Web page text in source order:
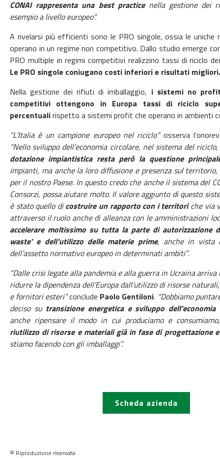
CONAI rappresenta una best practicenella gestione dei
esempio a livello europeo”.
A rivelarsi più efficienti sono le PRO singole, ossia le uniche
operano in un regime non competitivo. Dallo studio emerge
PRO multiple in regimi competitivi realizzino tassi di riciclo
Le PRO singole coniugano costi inferiori e risultati migliori.
Nella gestione dei rifiuti di imballaggio, i sistemi no
competitivi ottengono in Europa tassi di riciclo
percentualirispetto a sistemi profit che operano in ambienti
“L’Italia è un campione europeo nel riciclo”osserva
“Nello sviluppo dell’economia circolare, nel sistema del riciclo,
dotazione impiantistica resta però la questione
impianti, ma anche la loro diffusione e presenza sul
per il nostro Paese. In questo credo che anche il sistema del
Consorzi, possa aiutare molto. Il valore aggiunto di questo
è stato quello dicostruire un rapporto con iterritoriche via
attraverso il ruolo anche di alleanza con le amministrazioni
accelerare moltissimo su tutta la parte di autorizzazione
waste’ e dell’utilizzo delle materie prime, anche in vista
dell’assetto normativo europeo in determinati ambiti”.
“Dalle crisi legate alla pandemia e alla guerra in Ucraina arriva
ridurre la dipendenzadell’Europa dall’utilizzo di risorse
e fornitori esteri”conclude Paolo Gentiloni. “Dobbiamo
deciso sutransizione energetica e sviluppo dell’economia
anche ripensare il modo in cui produciamo e
riutilizzo di risorse e materiali già in fase di progettazione
stiamo facendo con gli imballaggi”.
Scheda azienda
© Riproduzione riservata